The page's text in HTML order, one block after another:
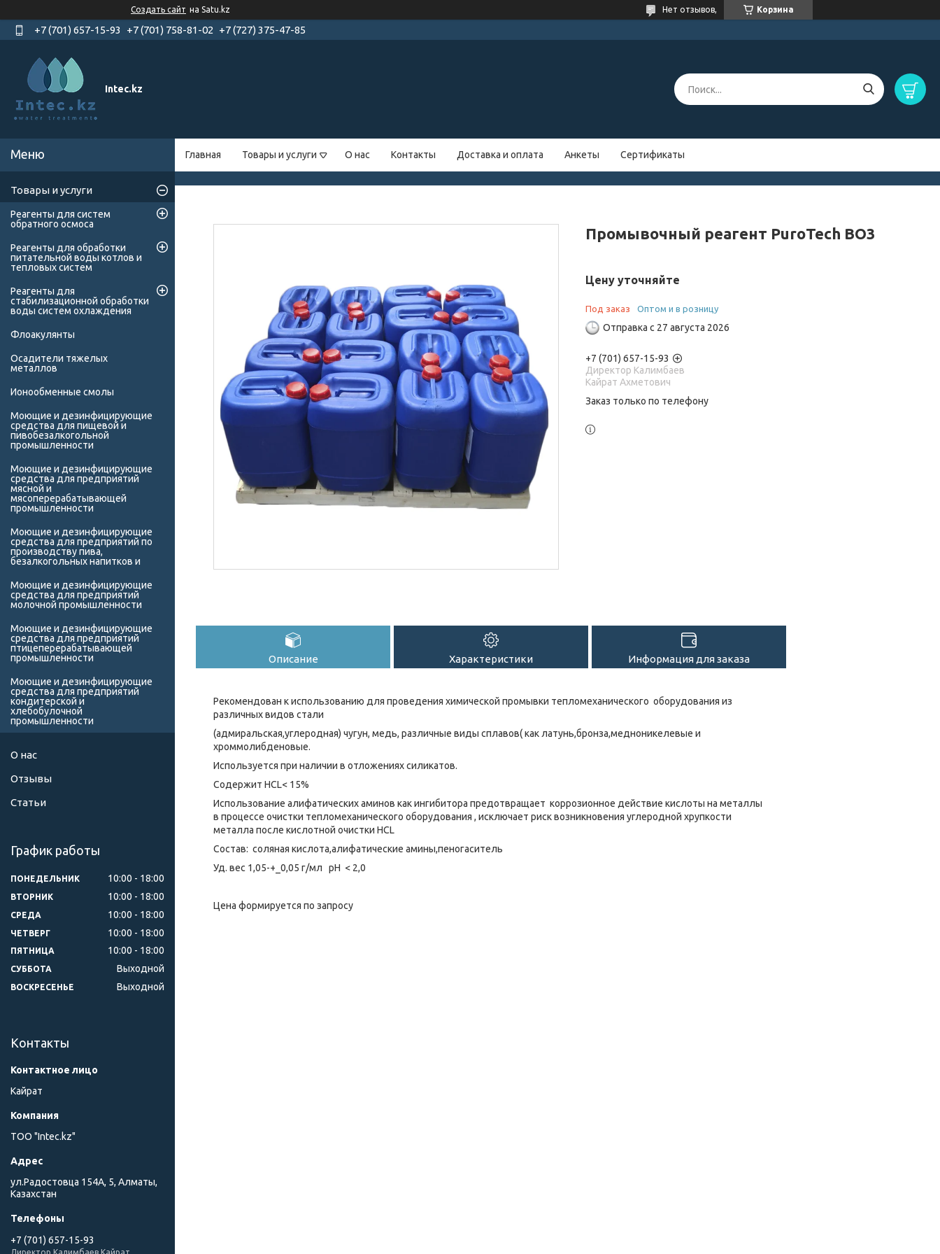
Создать сайт на Satu.kz Корзина
Нет отзывов,
+7 (701) 657-15-93 +7 (701) 758-81-02 +7 (727) 375-47-85
Intec.kz
Главная Товары и услуги О нас Контакты Доставка и оплата Анкеты Сертификаты
Промывочный реагент PuroTech BO3
Цену уточняйте
Под заказ Оптом и в розницу
Отправка с 27 августа 2026
+7 (701) 657-15-93
Директор Калимбаев
Кайрат Ахметович
Заказ только по телефону
Описание Характеристики Информация для заказа
Рекомендован к использованию для проведения химической промывки тепломеханического оборудования из
различных видов стали
(адмиральская,углеродная) чугун, медь, различные виды сплавов( как латунь,бронза,медноникелевые и
хроммолибденовые.
Используется при наличии в отложениях силикатов.
Содержит HCL< 15%
Использование алифатических аминов как ингибитора предотвращает коррозионное действие кислоты на металлы
в процессе очистки тепломеханического оборудования , исключает риск возникновения углеродной хрупкости
металла после кислотной очистки HCL
Состав: cоляная кислота,алифатические амины,пеногаситель
Уд. вес 1,05-+_0,05 г/мл рН < 2,0
Цена формируется по запросу
Товары и услуги
Реагенты для систем
обратного осмоса
Реагенты для обработки
питательной воды котлов и
тепловых систем
Реагенты для
стабилизационной обработки
воды систем охлаждения
Флоакулянты
Осадители тяжелых
металлов
Ионообменные смолы
Моющие и дезинфицирующие
средства для пищевой и
пивобезалкогольной
промышленности
Моющие и дезинфицирующие
средства для предприятий
мясной и
мясоперерабатывающей
промышленности
Моющие и дезинфицирующие
средства для предприятий по
производству пива,
безалкогольных напитков и
Моющие и дезинфицирующие
средства для предприятий
молочной промышленности
Моющие и дезинфицирующие
средства для предприятий
птицеперерабатывающей
промышленности
Моющие и дезинфицирующие
средства для предприятий
кондитерской и
хлебобулочной
промышленности
О нас
Отзывы
Статьи
График работы
ПОНЕДЕЛЬНИК 10:00 18:00
ВТОРНИК 10:00 18:00
СРЕДА 10:00 18:00
ЧЕТВЕРГ 10:00 18:00
ПЯТНИЦА 10:00 18:00
СУББОТА Выходной
ВОСКРЕСЕНЬЕ Выходной
Контакты
Кайрат
ТОО "Intec.kz"
ул.Радостовца 154А, 5, Алматы,
Казахстан
+7 (701) 657-15-93